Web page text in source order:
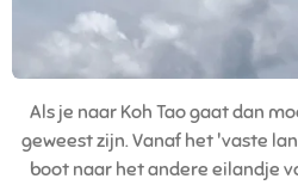
Als je naar Koh Tao gaat dan
geweest zijn. Vanaf het 'vaste
boot naar het andere eilandje